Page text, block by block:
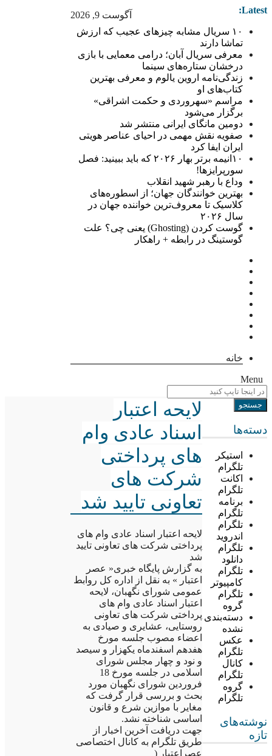
آگوست 9, 2026 Latest:
۱۰ سریال مشابه چیزهای عجیب که ارزش
تماشا دارند
معرفی سریال آبان؛ درامی معمایی با بازی
درخشان ستاره‌های سینما
زندگی‌نامه اروین یالوم و معرفی بهترین
کتاب‌های او
مراسم «سهروردی و حکمت اشراقی»
برگزار می‌شود
دومین مانگای ایرانی منتشر شد
صفویه نقش مهمی در احیای عناصر هویتی
ایران ایفا کرد
۱۰انیمه برتر بهار ۲۰۲۶ که باید ببینید: فصل
سورپرایزها!
وداع با رهبر شهید انقلاب
بهترین خوانندگان جهان؛ از اسطوره‌های
کلاسیک تا معروف‌ترین خواننده جهان در
سال ۲۰۲۶
گوست کردن (Ghosting) یعنی چی؟ علت
گوستینگ در رابطه + راهکار
خانه
Menu
دسته‌ها
استیکر
تلگرام
اکانت
تلگرام
برنامه
تلگرام
تلگرام
اندروید
تلگرام
دانلود
تلگرام
کامپیوتر
تلگرام
گروه
دسته‌بندی
نشده
عکس
تلگرام
کانال
تلگرام
گروه
تلگرام
نوشته‌های
تازه
لایحه اعتبار
اسناد عادی وام
های پرداختی
شرکت های
تعاونی تایید شد
لایحه اعتبار اسناد عادی وام های
پرداختی شرکت های تعاونی تایید
شد
به گزارش پایگاه خبری« عصر
اعتبار » به نقل از اداره کل روابط
عمومی شورای نگهبان، لایحه
اعتبار اسناد عادی وام های
پرداختی شرکت های تعاونی
روستایی، عشایری و صیادی به
اعضاء مصوب جلسه مورخ
هفدهم اسفندماه یکهزار و سیصد
و نود و چهار مجلس شورای
اسلامی در جلسه مورخ 18
فروردین شورای نگهبان مورد
بحث و بررسی قرار گرفت که
مغایر با موازین شرع و قانون
اساسی شناخته نشد.
جهت دریافت آخرین اخبار از
طریق تلگرام به کانال اختصاصی
عصراعتبار (